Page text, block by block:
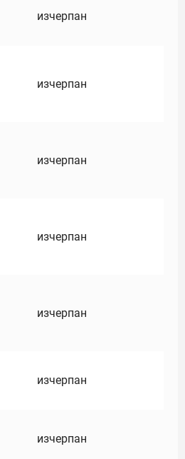
изчерпан
изчерпан
изчерпан
изчерпан
изчерпан
изчерпан
изчерпан